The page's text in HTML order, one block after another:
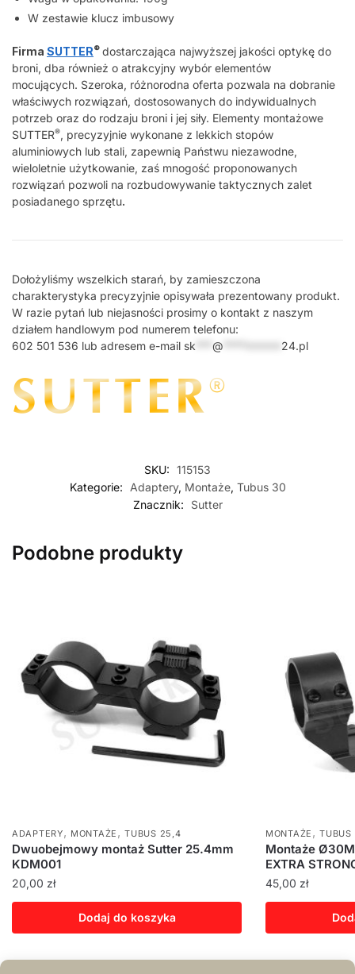
W zestawie klucz imbusowy
Firma SUTTER® dostarczająca najwyższej jakości optykę do
broni, dba również o atrakcyjny wybór elementów
mocujących. Szeroka, różnorodna oferta pozwala na dobranie
właściwych rozwiązań, dostosowanych do indywidualnych
potrzeb oraz do rodzaju broni i jej siły. Elementy montażowe
SUTTER®, precyzyjnie wykonane z lekkich stopów
aluminiowych lub stali, zapewnią Państwu niezawodne,
wieloletnie użytkowanie, zaś mnogość proponowanych
rozwiązań pozwoli na rozbudowywanie taktycznych zalet
posiadanego sprzętu.
Dołożyliśmy wszelkich starań, by zamieszczona
charakterystyka precyzyjnie opisywała prezentowany produkt.
W razie pytań lub niejasności prosimy o kontakt z naszym
działem handlowym pod numerem telefonu:
602 501 536 lub adresem e-mail sk @ 24.pl
SKU: 115153
Kategorie:
Adaptery, Montaże, Tubus 30
Znacznik:
Sutter
Podobne produkty
ADAPTERY, MONTAŻE ,TUBUS 25,4
Dwuobejmowy montaż Sutter 25.4mm
KDM001
20,00 zł
Dodaj do koszyka
MONTAŻE ,TUBUS
Montaże
EXTRA
45,00 zł